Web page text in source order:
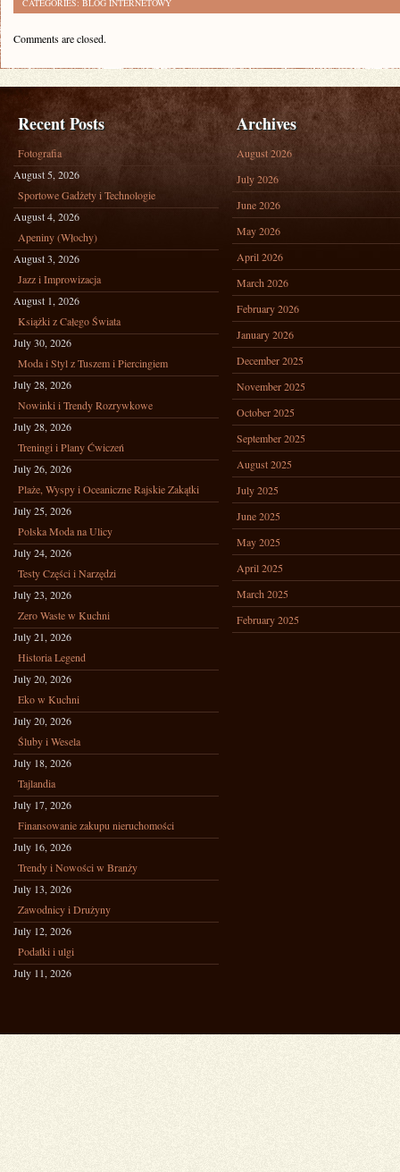
CATEGORIES: BLOG INTERNETOWY
Comments are closed.
Recent Posts
Fotografia
August 5, 2026
Sportowe Gadżety i Technologie
August 4, 2026
Apeniny (Włochy)
August 3, 2026
Jazz i Improwizacja
August 1, 2026
Książki z Całego Świata
July 30, 2026
Moda i Styl z Tuszem i Piercingiem
July 28, 2026
Nowinki i Trendy Rozrywkowe
July 28, 2026
Treningi i Plany Ćwiczeń
July 26, 2026
Plaże, Wyspy i Oceaniczne Rajskie Zakątki
July 25, 2026
Polska Moda na Ulicy
July 24, 2026
Testy Części i Narzędzi
July 23, 2026
Zero Waste w Kuchni
July 21, 2026
Historia Legend
July 20, 2026
Eko w Kuchni
July 20, 2026
Śluby i Wesela
July 18, 2026
Tajlandia
July 17, 2026
Finansowanie zakupu nieruchomości
July 16, 2026
Trendy i Nowości w Branży
July 13, 2026
Zawodnicy i Drużyny
July 12, 2026
Podatki i ulgi
July 11, 2026
Archives
August 2026
July 2026
June 2026
May 2026
April 2026
March 2026
February 2026
January 2026
December 2025
November 2025
October 2025
September 2025
August 2025
July 2025
June 2025
May 2025
April 2025
March 2025
February 2025